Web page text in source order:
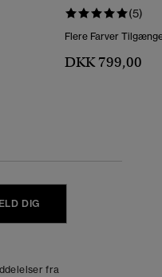
(5)
Flere Farver
DKK 799,00
DIG
fra